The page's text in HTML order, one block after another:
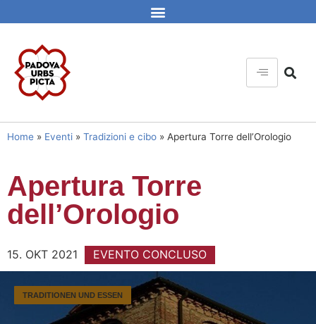
Home » Eventi » Tradizioni e cibo » Apertura Torre dell’Orologio
Apertura Torre
dell’Orologio
15. OKT 2021 EVENTO CONCLUSO
TRADITIONEN UND ESSEN